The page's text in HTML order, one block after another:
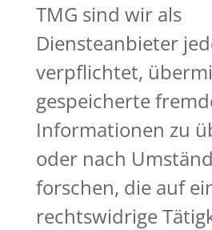
TMG sind wir als
Diensteanbieter
verpflichtet,
gespeicherte
Informationen zu
oder nach
forschen, die auf
rechtswidrige